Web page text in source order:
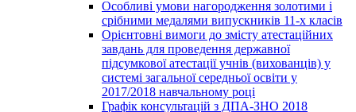
Особливі умови нагородження золотими і
срібними медалями випускників 11-х класів
Орієнтовні вимоги до змісту атестаційних
завдань для проведення державної
підсумкової атестації учнів (вихованців) у
системі загальної середньої освіти у
2017/2018 навчальному році
Графік консультацій з ДПА-ЗНО 2018